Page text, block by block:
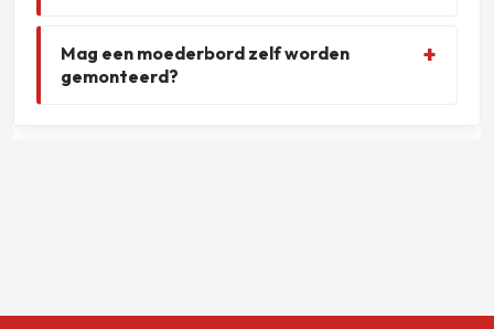
Mag een moederbord zelf worden
gemonteerd?